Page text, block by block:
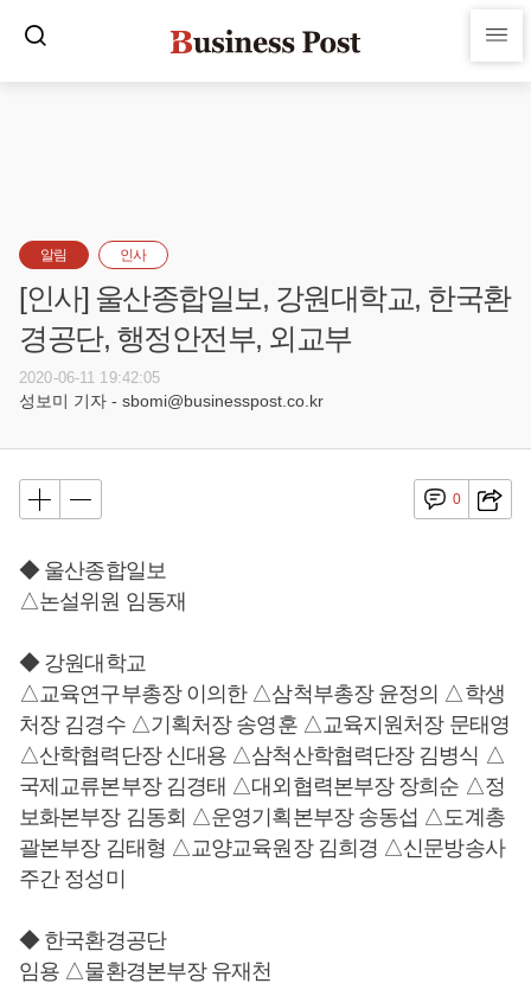
알림 인사
[인사] 울산종합일보, 강원대학교, 한국환
경공단, 행정안전부, 외교부
2020-06-11 19:42:05
성보미 기자 - sbomi@businesspost.co.kr
0
◆ 울산종합일보
△논설위원 임동재
◆ 강원대학교
△교육연구부총장 이의한 △삼척부총장 윤정의 △학생
처장 김경수 △기획처장 송영훈 △교육지원처장 문태영
△산학협력단장 신대용 △삼척산학협력단장 김병식 △
국제교류본부장 김경태 △대외협력본부장 장희순 △정
보화본부장 김동회 △운영기획본부장 송동섭 △도계총
괄본부장 김태형 △교양교육원장 김희경 △신문방송사
주간 정성미
◆ 한국환경공단
임용 △물환경본부장 유재천